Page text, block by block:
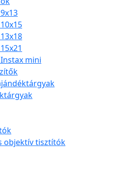
mini
objektív tisztítók